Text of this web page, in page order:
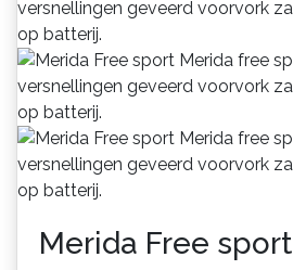
Merida Free sport